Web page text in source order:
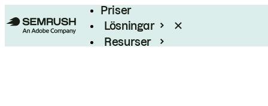
Priser
Lösningar
Resurser